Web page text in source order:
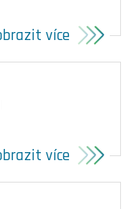
více
více